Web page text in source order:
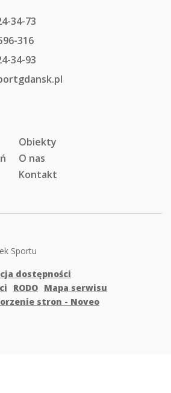
34-73
316
34-93
Obiekty
O nas
Kontakt
Sportu
dostępności
RODO Mapa serwisu
stron - Noveo